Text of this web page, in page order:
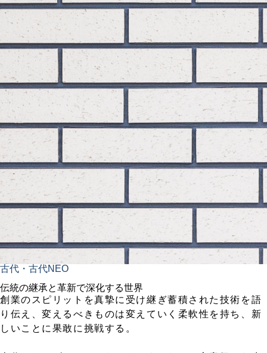
古代・古代NEO
伝統の継承と革新で深化する世界
創業のスピリットを真摯に受け継ぎ蓄積された技術を語
り伝え、変えるべきものは変えていく柔軟性を持ち、新
しいことに果敢に挑戦する。